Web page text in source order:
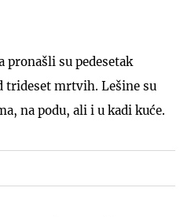
pronašli su pedesetak
trideset mrtvih. Lešine su
na podu, ali i u kadi kuće.